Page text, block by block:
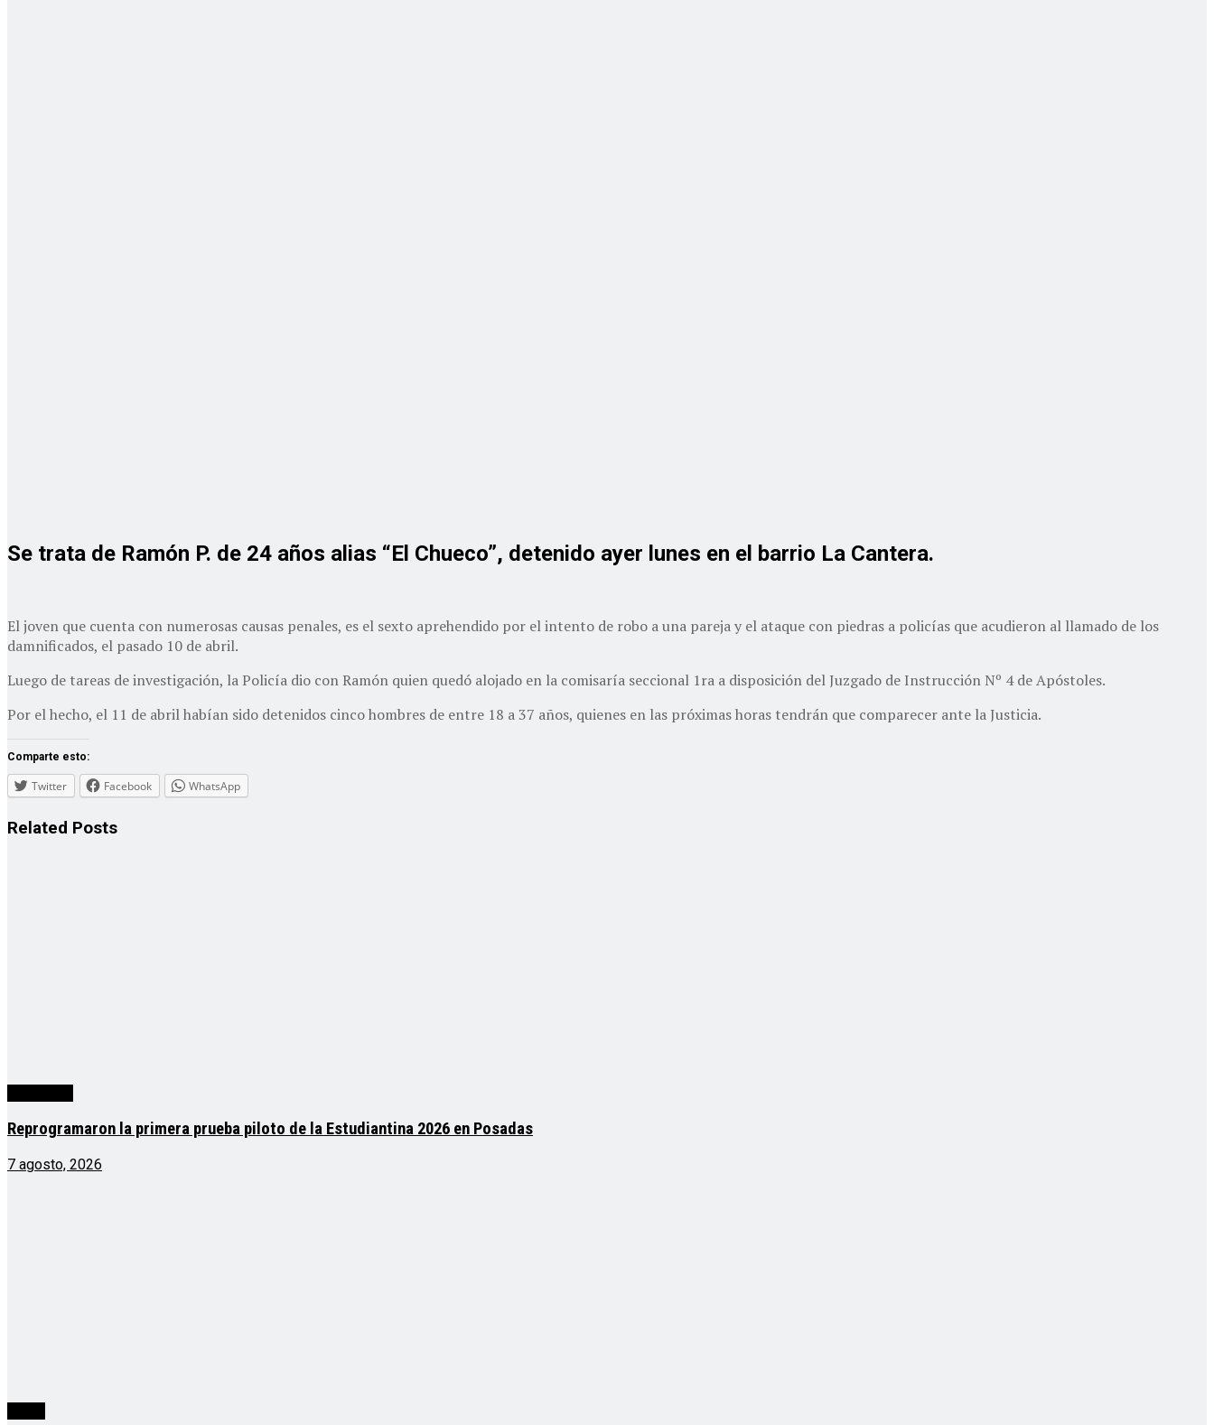
Se trata de Ramón P. de 24 años alias “El Chueco”, detenido ayer lunes en el barrio La Cantera.
El joven que cuenta con numerosas causas penales, es el sexto aprehendido por el intento de robo a una pareja y el ataque con piedras a policías que acudieron al llamado de los
damnificados, el pasado 10 de abril.
Luego de tareas de investigación, la Policía dio con Ramón quien quedó alojado en la comisaría seccional 1ra a disposición del Juzgado de Instrucción Nº 4 de Apóstoles.
Por el hecho, el 11 de abril habían sido detenidos cinco hombres de entre 18 a 37 años, quienes en las próximas horas tendrán que comparecer ante la Justicia.
Comparte esto:
Twitter Facebook WhatsApp
Related Posts
Reprogramaron la primera prueba piloto de la Estudiantina 2026 en Posadas
7 agosto, 2026